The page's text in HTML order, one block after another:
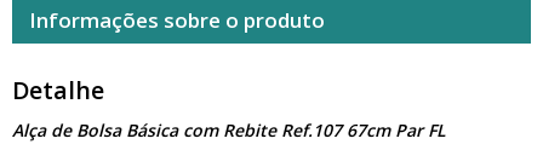
Informações sobre o produto
Detalhe
Alça de Bolsa Básica com Rebite Ref.107 67cm Par FL